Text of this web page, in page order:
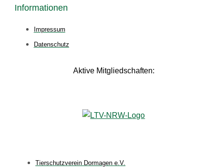
Informationen
Impressum
Datenschutz
Aktive Mitgliedschaften:
Tierschutzverein Dormagen e.V.